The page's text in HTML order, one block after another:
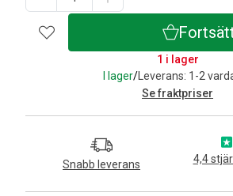
1 i lager
I lager/Leverans: 1-2
Se fraktpriser
Snabb leverans 4,4